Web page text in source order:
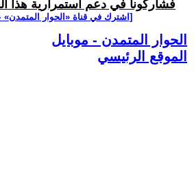
فشاركونا في دعم استمرارية هذا
[اشترك في قناة ‫«الحوار المتمدن»
الحوار المتمدن - موبايل
الموقع الرئيسي